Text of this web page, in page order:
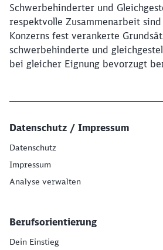
Schwerbehinderter und
respektvolle Zusammenarbeit
Konzerns fest verankerte
schwerbehinderte und
bei gleicher Eignung bevorzugt
Datenschutz / Impressum
Datenschutz
Impressum
Analyse verwalten
Berufsorientierung
Dein Einstieg